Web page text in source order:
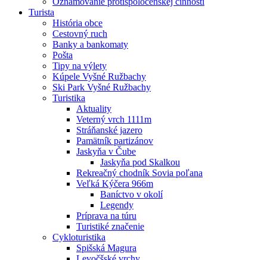
Turista
História obce
Cestovný ruch
Banky a bankomaty
Pošta
Tipy na výlety
Kúpele Vyšné Ružbachy
Ski Park Vyšné Ružbachy
Turistika
Aktuality
Veterný vrch 1111m
Stráňanské jazero
Pamätník partizánov
Jaskyňa v Čube
Jaskyňa pod Skalkou
Rekreačný chodník Sovia poľana
Veľká Kýčera 966m
Baníctvo v okolí
Legendy
Príprava na túru
Turistiké značenie
Cykloturistika
Spišská Magura